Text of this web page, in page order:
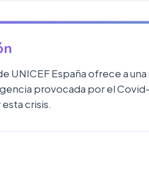
UNICEF España ofrece a
provocada por el
crisis.